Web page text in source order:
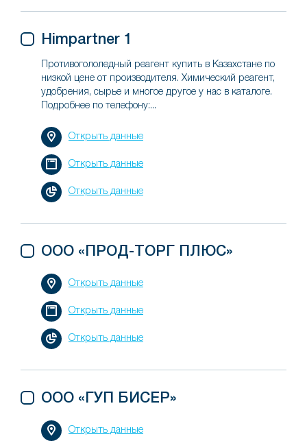
Himpartner 1
Противогололедный реагент купить в Казахстане по
низкой цене от производителя. Химический реагент,
удобрения, сырье и многое другое у нас в каталоге.
Подробнее по телефону:...
Открыть данные
Открыть данные
Открыть данные
ООО «ПРОД-ТОРГ ПЛЮС»
Открыть данные
Открыть данные
Открыть данные
ООО «ГУП БИСЕР»
Открыть данные